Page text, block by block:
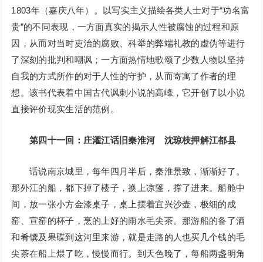
1803年（嘉庆八年）。以写实主义描绘各类人士对于“功名富
贵”的不同表现，一方面真实的揭示人性被腐蚀的过程和原
因，从而对当时吏治的腐败、科举的弊端礼教的虚伪等进行
了深刻的批判和嘲讽；一方面热情地歌颂了少数人物以坚持
自我的方式所作的对于人性的守护，从而寄寓了作者的理
想。该书代表着中国古代讽刺小说的高峰，它开创了以小说
直接评价现实生活的范例。
第四十一回：庄濯江话旧秦淮河 沈琼枝押解江都县
话说南京城里，每年四月半后，秦淮景致，渐渐好了。
那外江的船，都下掉了楼子，换上凉篷，撑了进来。船舱中
间，放一张小方金漆桌子，桌上摆着宜兴沙壶，极细的成
窑、宣窑的杯子，烹的上好的雨水毛尖茶。那游船的备了酒
和肴馔及果碟到这河里来游，就是走路的人也买几个钱的毛
尖茶在船上煨了吃，慢慢而行。到天色晚了，每船两盏明角